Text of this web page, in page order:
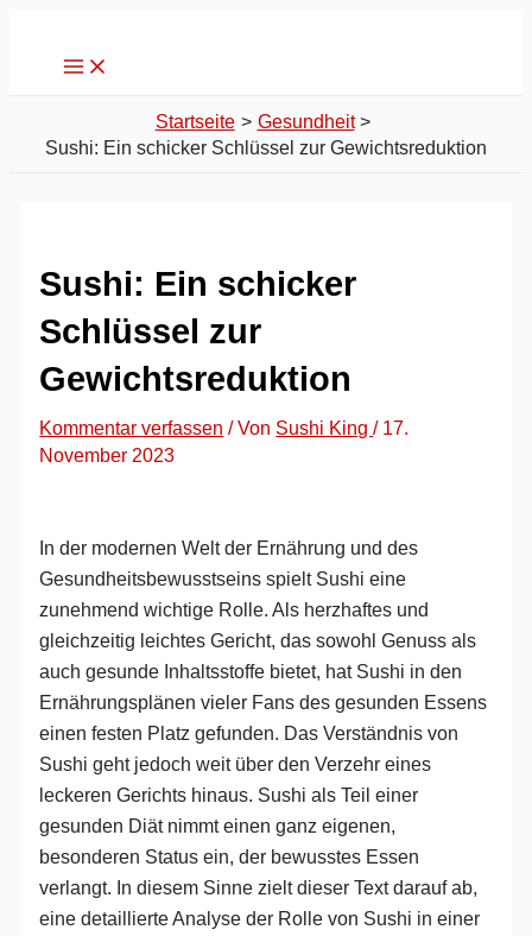
springen
Startseite
Gesundheit
Sushi: Ein schicker Schlüssel zur Gewichtsreduktion
Sushi: Ein schicker
Schlüssel zur
Gewichtsreduktion
Kommentar verfassen / Von Sushi King/ 17.
November 2023
In der modernen Welt der Ernährung und des
Gesundheitsbewusstseins spielt Sushi eine
zunehmend wichtige Rolle. Als herzhaftes und
gleichzeitig leichtes Gericht, das sowohl Genuss als
auch gesunde Inhaltsstoffe bietet, hat Sushi in den
Ernährungsplänen vieler Fans des gesunden Essens
einen festen Platz gefunden. Das Verständnis von
Sushi geht jedoch weit über den Verzehr eines
leckeren Gerichts hinaus. Sushi als Teil einer
gesunden Diät nimmt einen ganz eigenen,
besonderen Status ein, der bewusstes Essen
verlangt. In diesem Sinne zielt dieser Text darauf ab,
eine detaillierte Analyse der Rolle von Sushi in einer